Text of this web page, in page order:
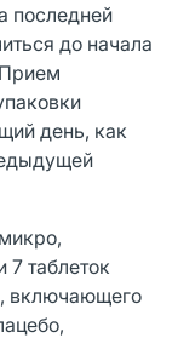
последней
до начала
день, как
7 таблеток
включающего